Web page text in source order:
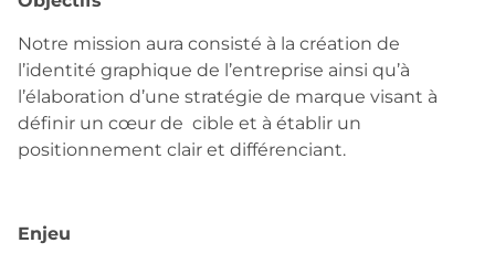
Notre mission aura consisté à la création de
l’identité graphique de l’entreprise ainsi qu’à
l’élaboration d’une stratégie de marque visant à
définir un cœur de cible et à établir un
positionnement clair et différenciant.
Enjeu